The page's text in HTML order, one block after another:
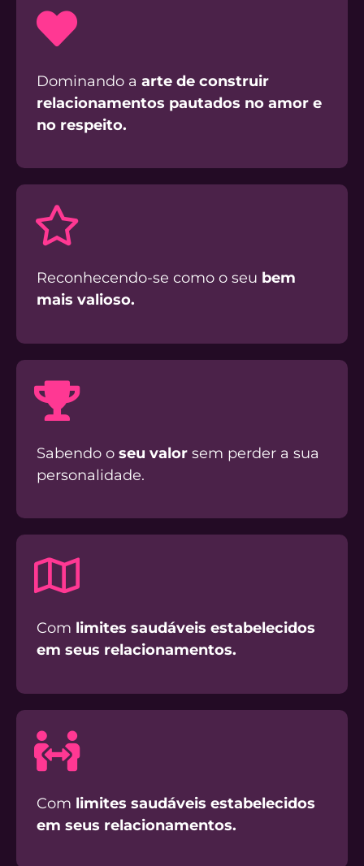
Dominando a arte de construir
relacionamentos pautados no amor e
no respeito.
Reconhecendo-se como o seu bem
mais valioso.
Sabendo o seu valor sem perder a sua
personalidade.
Com limites saudáveis estabelecidos
em seus relacionamentos.
Com limites saudáveis estabelecidos
em seus relacionamentos.